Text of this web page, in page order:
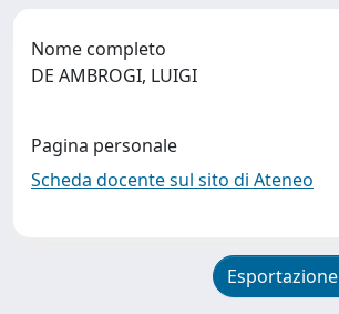
Nome completo
DE AMBROGI, LUIGI
Pagina personale
Scheda docente sul sito di Ateneo
Esportazione